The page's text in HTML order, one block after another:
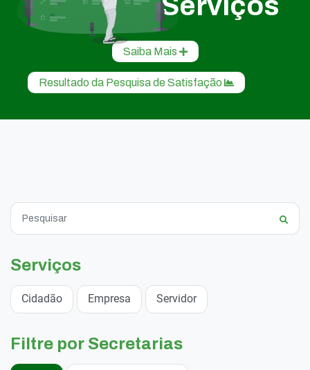
Saiba Mais
Resultado da Pesquisa de Satisfação
Serviços
Cidadão Empresa Servidor
Filtre por Secretarias